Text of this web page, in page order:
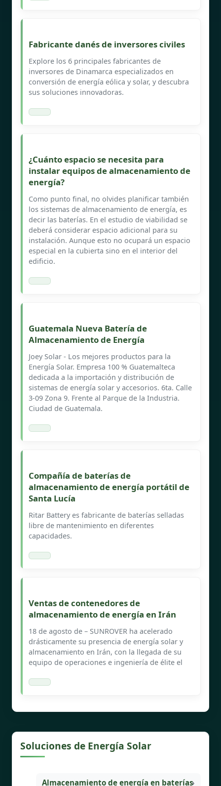
Fabricante danés de inversores civiles
Explore los 6 principales fabricantes de
inversores de Dinamarca especializados en
conversión de energía eólica y solar, y descubra
sus soluciones innovadoras.
¿Cuánto espacio se necesita para
instalar equipos de almacenamiento de
energía?
Como punto final, no olvides planificar también
los sistemas de almacenamiento de energía, es
decir las baterías. En el estudio de viabilidad se
deberá considerar espacio adicional para su
instalación. Aunque esto no ocupará un espacio
especial en la cubierta sino en el interior del
edificio.
Guatemala Nueva Batería de
Almacenamiento de Energía
Joey Solar - Los mejores productos para la
Energía Solar. Empresa 100 % Guatemalteca
dedicada a la importación y distribución de
sistemas de energía solar y accesorios. 6ta. Calle
3-09 Zona 9. Frente al Parque de la Industria.
Ciudad de Guatemala.
Compañía de baterías de
almacenamiento de energía portátil de
Santa Lucía
Ritar Battery es fabricante de baterías selladas
libre de mantenimiento en diferentes
capacidades.
Ventas de contenedores de
almacenamiento de energía en Irán
18 de agosto de – SUNROVER ha acelerado
drásticamente su presencia de energía solar y
almacenamiento en Irán, con la llegada de su
equipo de operaciones e ingeniería de élite el
Soluciones de Energía Solar
Almacenamiento de energía en baterías